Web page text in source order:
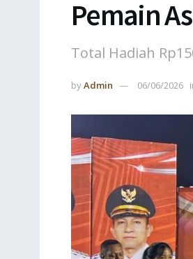
Pemain
Total Hadiah
byAdmin 06/06/2026